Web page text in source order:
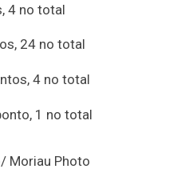
4 no total
24 no total
4 no total
1 no total
Moriau Photo